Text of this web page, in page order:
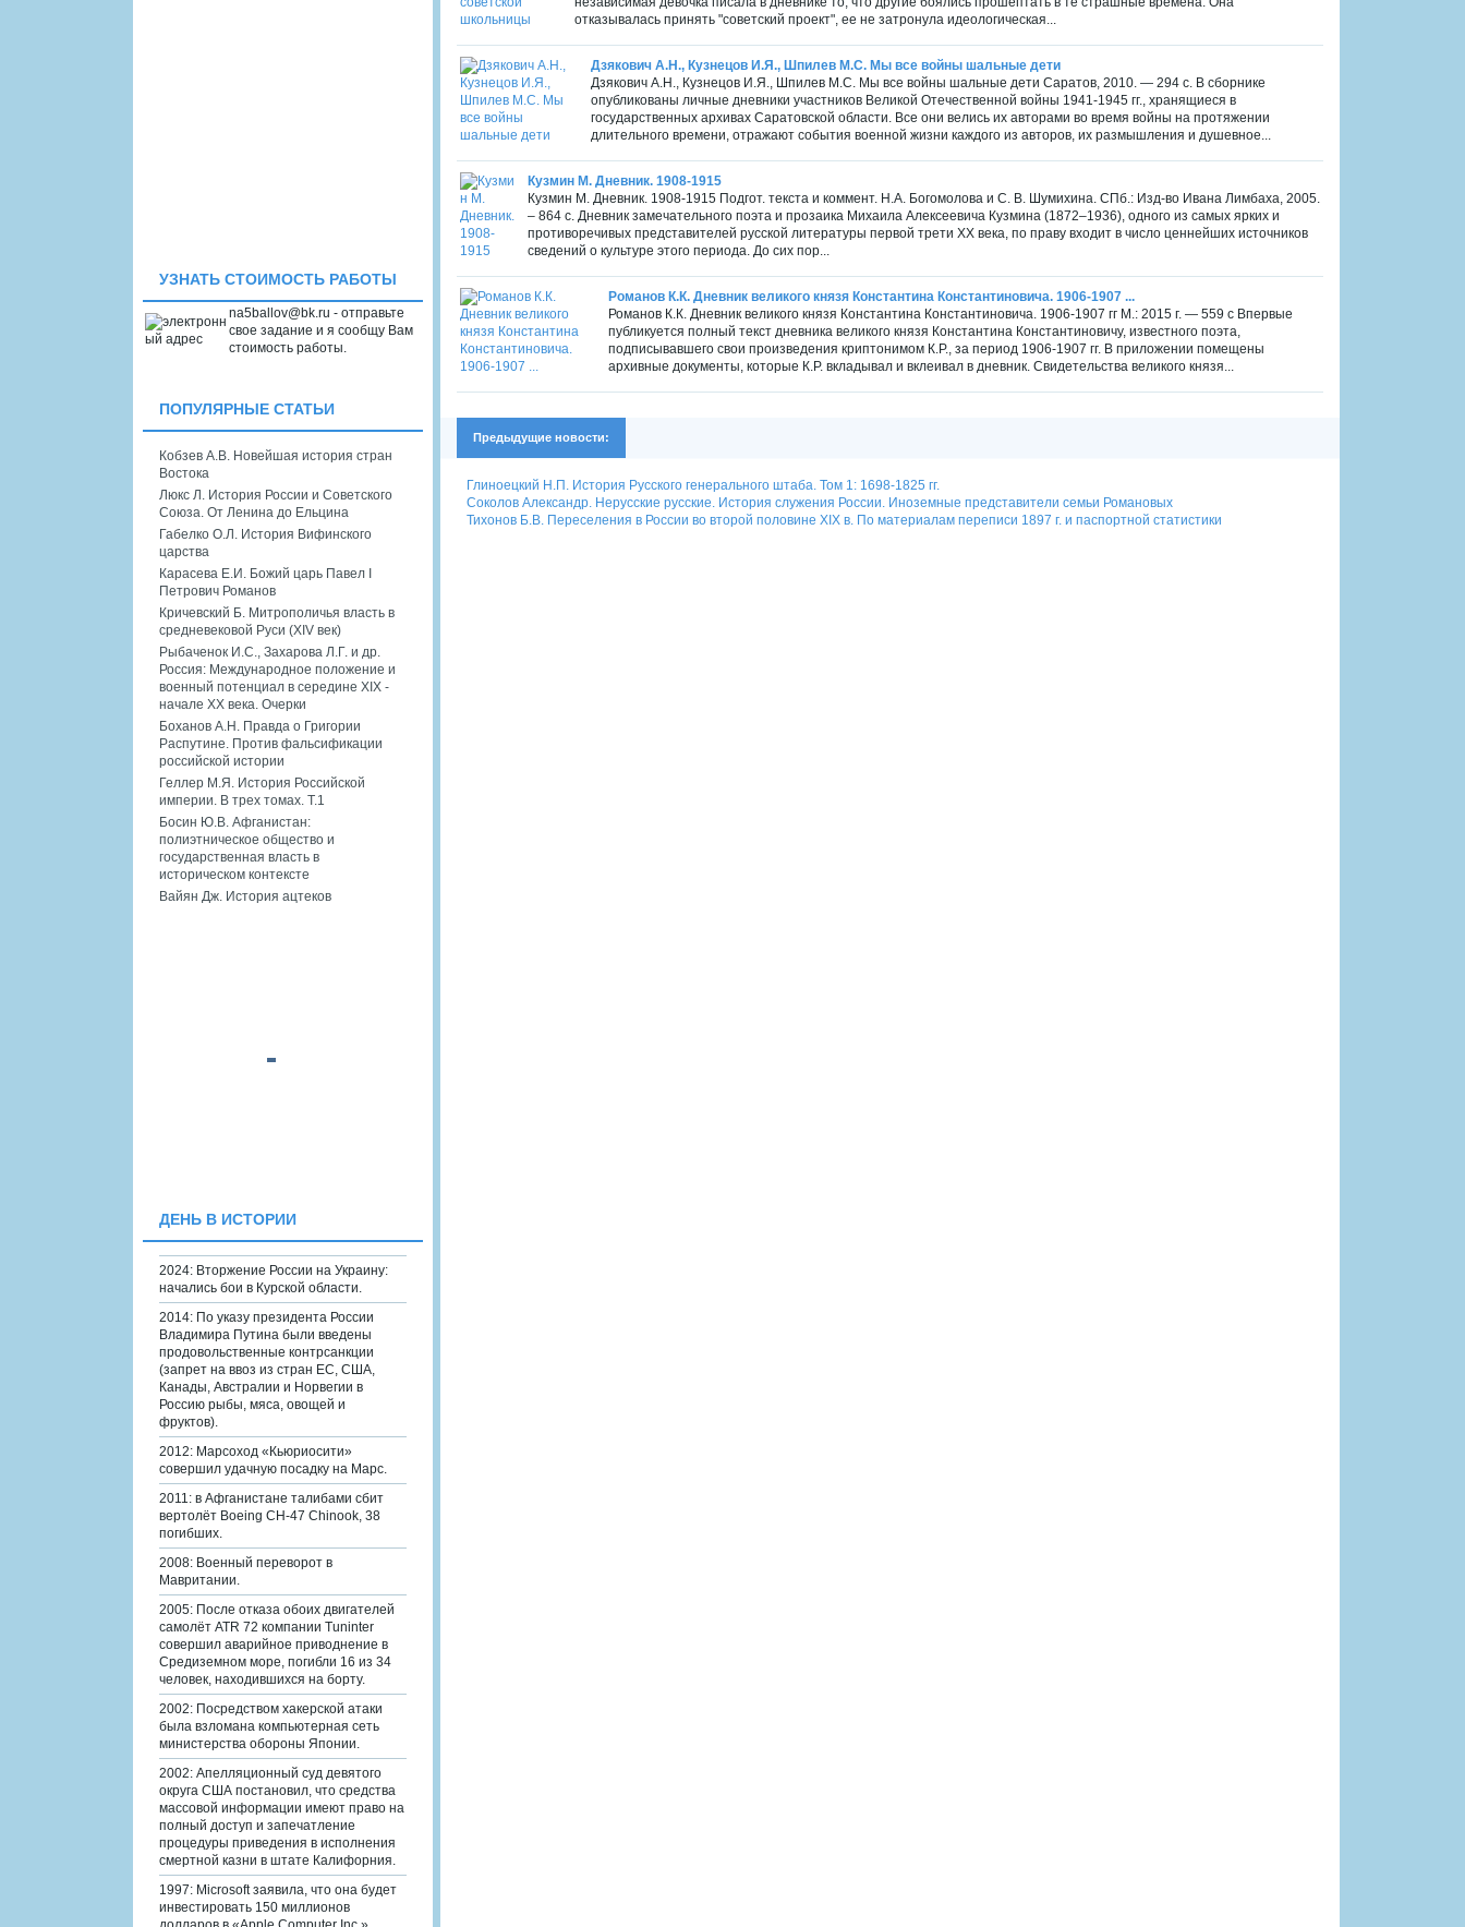
отказывалась принять "советский проект", ее не затронула идеологическая...
Дзякович А.Н., Кузнецов И.Я., Шпилев М.С. Мы все войны шальные дети
Дзякович А.Н., Кузнецов И.Я., Шпилев М.С. Мы все войны шальные дети Саратов, 2010. — 294 с. В сборнике
опубликованы личные дневники участников Великой Отечественной войны 1941-1945 гг., хранящиеся в
государственных архивах Саратовской области. Все они велись их авторами во время войны на протяжении
длительного времени, отражают события военной жизни каждого из авторов, их размышления и душевное...
Кузмин М. Дневник. 1908-1915
Кузмин М. Дневник. 1908-1915 Подгот. текста и коммент. Н.А. Богомолова и С. В. Шумихина. СПб.: Изд-во Ивана Лимбаха, 2005.
– 864 с. Дневник замечательного поэта и прозаика Михаила Алексеевича Кузмина (1872–1936), одного из самых ярких и
противоречивых представителей русской литературы первой трети ХХ века, по праву входит в число ценнейших источников
сведений о культуре этого периода. До сих пор...
Романов К.К. Дневник великого князя Константина Константиновича. 1906-1907 ...
Романов К.К. Дневник великого князя Константина Константиновича. 1906-1907 гг М.: 2015 г. — 559 с Впервые
публикуется полный текст дневника великого князя Константина Константиновичу, известного поэта,
подписывавшего свои произведения криптонимом К.Р., за период 1906-1907 гг. В приложении помещены
архивные документы, которые К.Р. вкладывал и вклеивал в дневник. Свидетельства великого князя...
Предыдущие новости:
Глиноецкий Н.П. История Русского генерального штаба. Том 1: 1698-1825 гг.
Соколов Александр. Нерусские русские. История служения России. Иноземные представители семьи Романовых
Тихонов Б.В. Переселения в России во второй половине XIX в. По материалам переписи 1897 г. и паспортной статистики
УЗНАТЬ СТОИМОСТЬ РАБОТЫ
na5ballov@bk.ru - отправьте
свое задание и я сообщу Вам
стоимость работы.
ПОПУЛЯРНЫЕ СТАТЬИ
Кобзев А.В. Новейшая история стран
Востока
Люкс Л. История России и Советского
Союза. От Ленина до Ельцина
Габелко О.Л. История Вифинского
царства
Карасева Е.И. Божий царь Павел I
Петрович Романов
Кричевский Б. Митрополичья власть в
средневековой Руси (XIV век)
Рыбаченок И.С., Захарова Л.Г. и др.
Россия: Международное положение и
военный потенциал в середине XIX -
начале XX века. Очерки
Боханов А.Н. Правда о Григории
Распутине. Против фальсификации
российской истории
Геллер М.Я. История Российской
империи. В трех томах. Т.1
Босин Ю.В. Афганистан:
полиэтническое общество и
государственная власть в
историческом контексте
Вайян Дж. История ацтеков
ДЕНЬ В ИСТОРИИ
2024: Вторжение России на Украину:
начались бои в Курской области.
2014: По указу президента России
Владимира Путина были введены
продовольственные контрсанкции
(запрет на ввоз из стран ЕС, США,
Канады, Австралии и Норвегии в
Россию рыбы, мяса, овощей и
фруктов).
2012: Марсоход «Кьюриосити»
совершил удачную посадку на Марс.
2011: в Афганистане талибами сбит
вертолёт Boeing CH-47 Chinook, 38
погибших.
2008: Военный переворот в
Мавритании.
2005: После отказа обоих двигателей
самолёт ATR 72 компании Tuninter
совершил аварийное приводнение в
Средиземном море, погибли 16 из 34
человек, находившихся на борту.
2002: Посредством хакерской атаки
была взломана компьютерная сеть
министерства обороны Японии.
2002: Апелляционный суд девятого
округа США постановил, что средства
массовой информации имеют право на
полный доступ и запечатление
процедуры приведения в исполнения
смертной казни в штате Калифорния.
1997: Microsoft заявила, что она будет
инвестировать 150 миллионов